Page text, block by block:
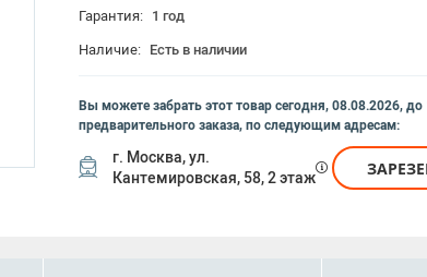
Гарантия: 1 год
Наличие: Есть в наличии
Вы можете забрать этот товар сегодня, 08.08.2026, до
предварительного заказа, по следующим адресам:
г. Москва, ул.
Кантемировская, 58, 2 этаж